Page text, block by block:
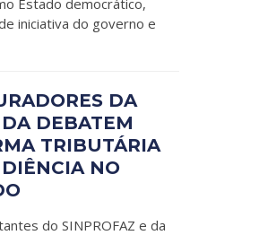
Estado democrático,
iniciativa do governo e
DA
DEBATEM
TRIBUTÁRIA
NO
do SINPROFAZ e da